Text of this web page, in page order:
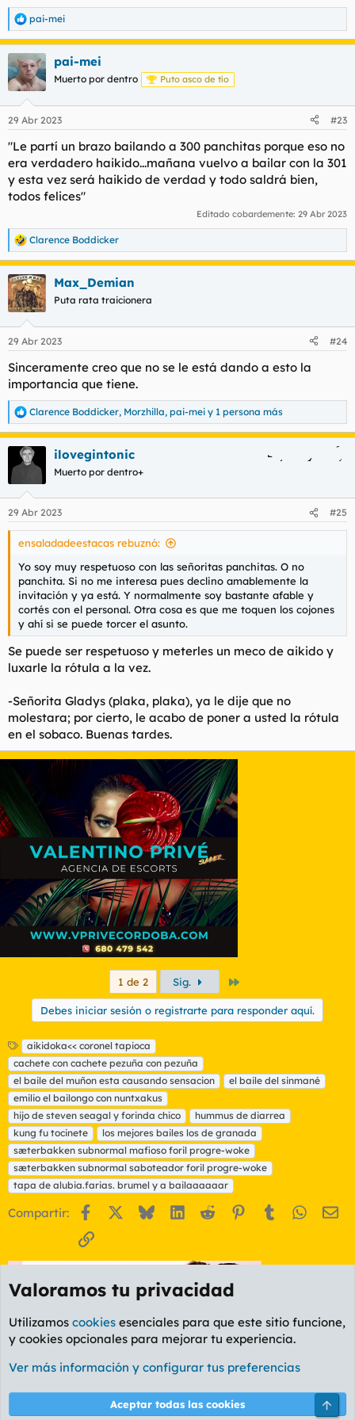
Yo soy muy respetuoso con las señoritas panchitas. O no
panchita. Si no me interesa pues declino amablemente la
invitación y ya está. Y normalmente soy bastante afable y
cortés con el personal. Otra cosa es que me toquen los cojones
y ahí si se puede torcer el asunto.
R
e
c
c
i
e
:
pai-mei
pai-mei
Muerto por dentro Puto asco de tío
29 Abr 2023 #23
"Le partí un brazo bailando a 300 panchitas porque eso no
era verdadero haikido...mañana vuelvo a bailar con la 301
y esta vez será haikido de verdad y todo saldrá bien,
todos felices"
Editado cobardemente: 29 Abr 2023
R
e
c
c
i
e
:
Clarence Boddicker
Max_Demian
Puta rata traicionera
29 Abr 2023 #24
Sinceramente creo que no se le está dando a esto la
importancia que tiene.
R
e
a
c
e
s
Clarence Boddicker, Morzhilla, pai-mei y 1 persona más
ilovegintonic
Muerto por dentro+
29 Abr 2023 #25
ensaladadeestacas rebuznó:
Yo soy muy respetuoso con las señoritas panchitas. O no
panchita. Si no me interesa pues declino amablemente la
invitación y ya está. Y normalmente soy bastante afable y
cortés con el personal. Otra cosa es que me toquen los cojones
y ahí si se puede torcer el asunto.
Se puede ser respetuoso y meterles un meco de aikido y
luxarle la rótula a la vez.
-Señorita Gladys (plaka, plaka), ya le dije que no
molestara; por cierto, le acabo de poner a usted la rótula
en el sobaco. Buenas tardes.
1 de 2 Sig.
Debes iniciar sesión o registrarte para responder aquí.
E
t
i
q
u
e
t
a
s
aikidoka<< coronel tapioca
cachete con cachete pezuña con pezuña
el baile del muñon esta causando sensacion
el baile del sinmané
emilio el bailongo con nuntxakus
hijo de steven seagal y forinda chico
hummus de diarrea
kung fu tocinete
los mejores bailes los de granada
sæterbakken subnormal mafioso foril progre-woke
sæterbakken subnormal saboteador foril progre-woke
tapa de alubia.farias. brumel y a bailaaaaaar
Compartir: Facebook BlueskyLinkedIn
Reddit Pinterest
Tumblr
Enlace
Foro General
PL OLDSTYLE AMARILLO
Valoramos tu privacidad
Utilizamos cookies esenciales para que este sitio funcione,
y cookies opcionales para mejorar tu experiencia.
Ver más información y configurar tus preferencias
Aceptar todas las cookies